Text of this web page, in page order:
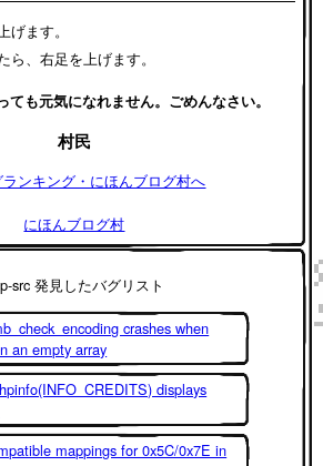
げます。
ら、右足を上げます。
ても元気になれません。ごめんなさい。
村民
にほんブログ村
src 発見したバグリスト
crashes when
an empty array
displays
mappings for 0x5C/0x7E in